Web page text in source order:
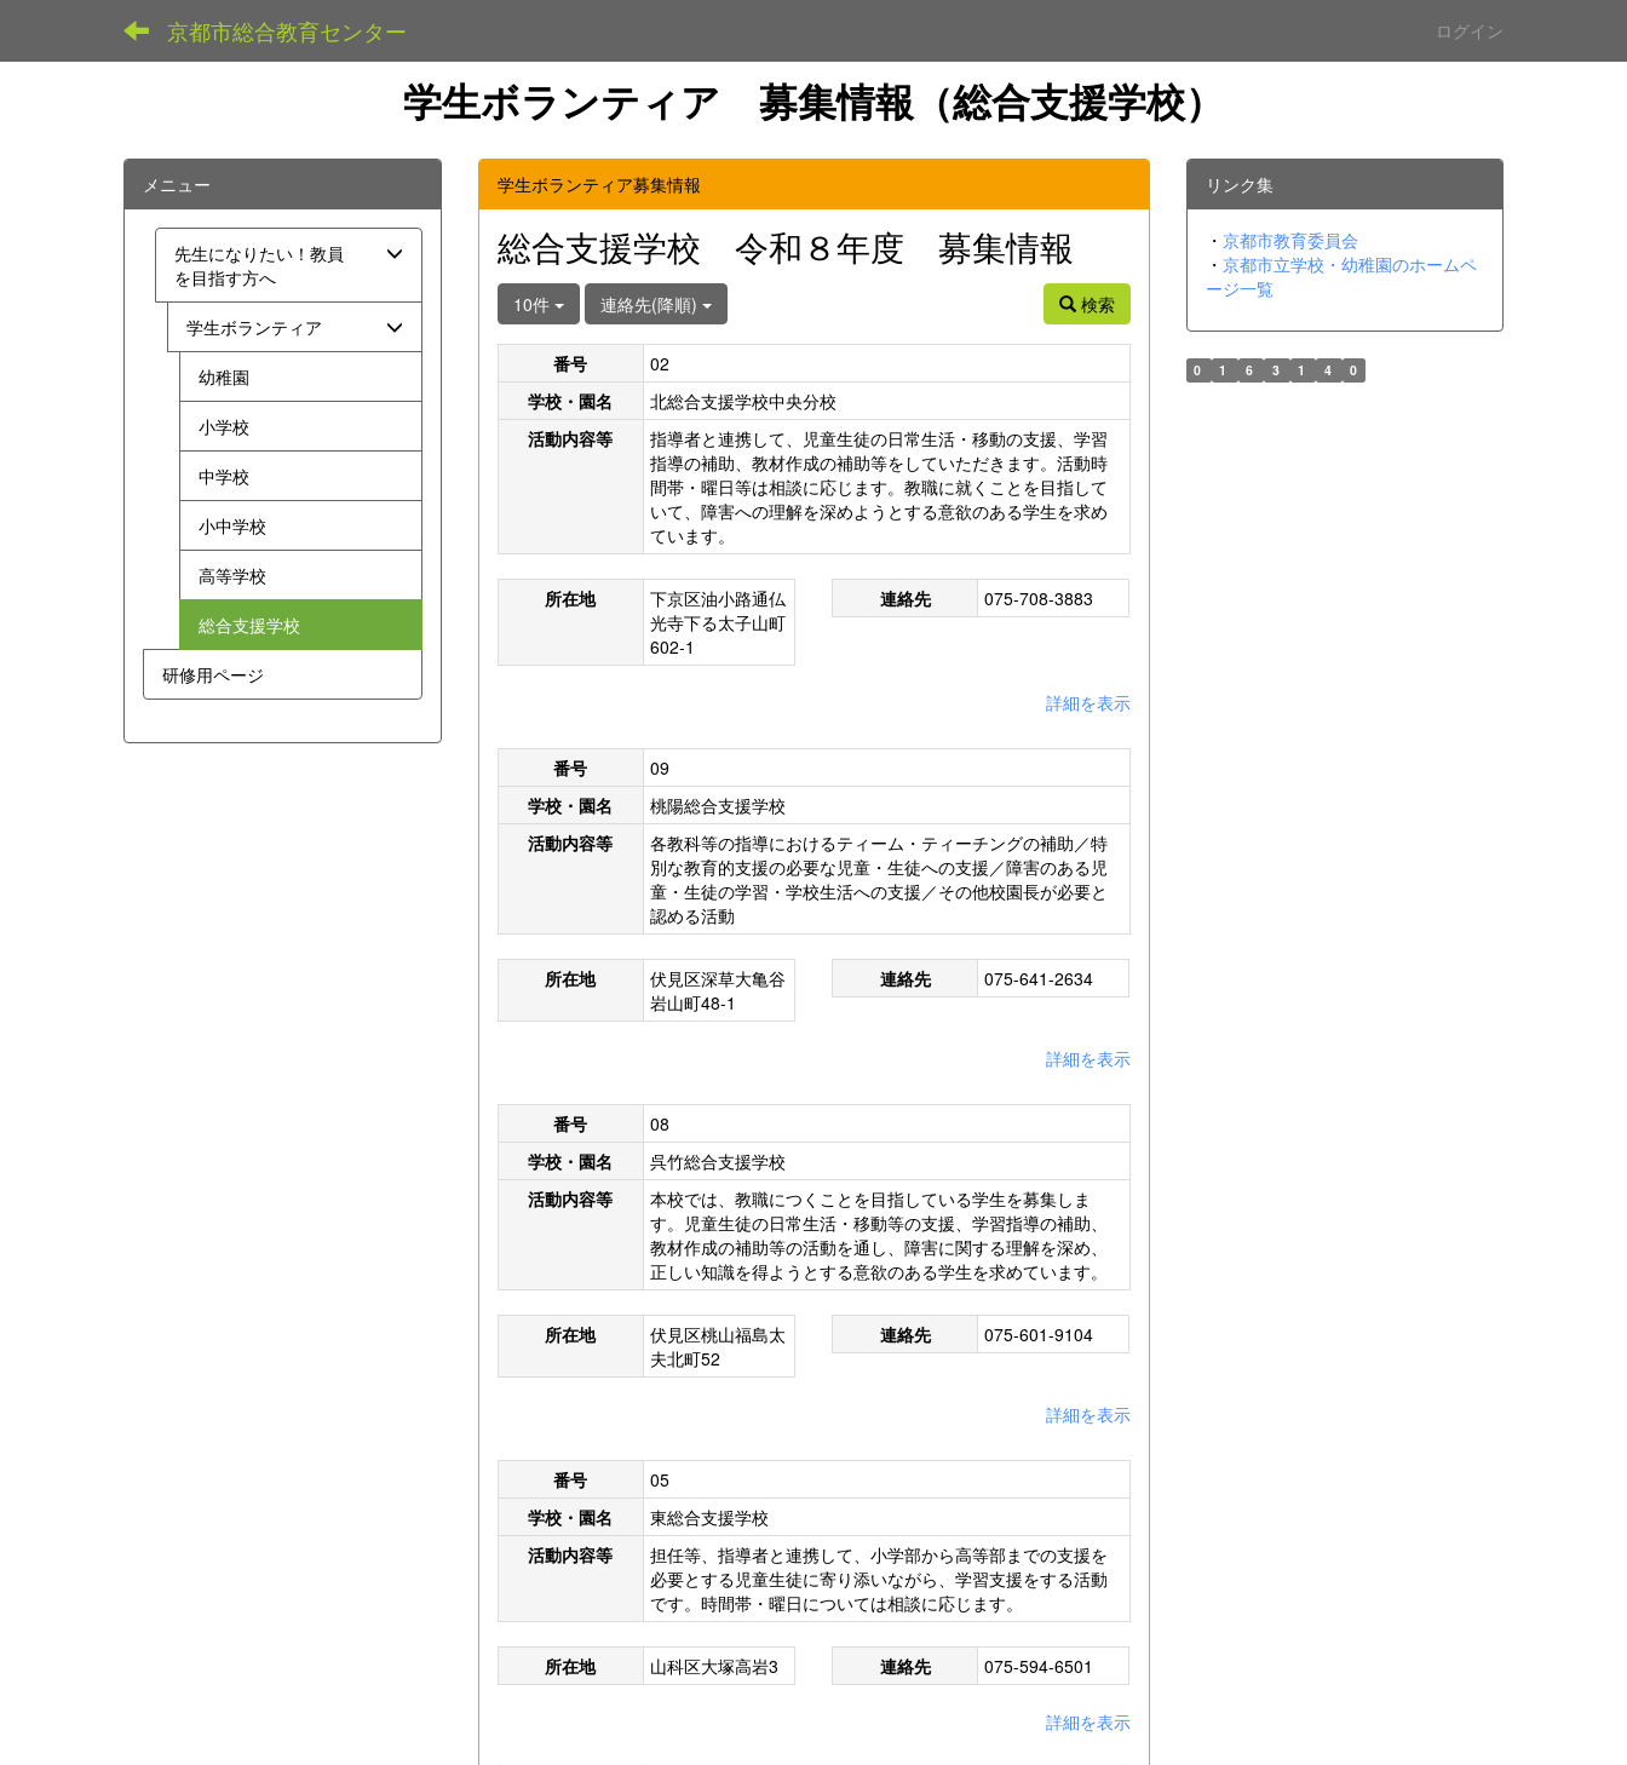
京都市総合教育センター ログイン
学生ボランティア 募集情報（総合支援学校）
学生ボランティア募集情報
総合支援学校 令和８年度 募集情報
10件 連絡先(降順) 検索
番号
02
学校・園名
北総合支援学校中央分校
活動内容等
指導者と連携して、児童生徒の日常生活・移動の支援、学習
指導の補助、教材作成の補助等をしていただきます。活動時
間帯・曜日等は相談に応じます。教職に就くことを目指して
いて、障害への理解を深めようとする意欲のある学生を求め
ています。
所在地
下京区油小路通仏
光寺下る太子山町
602-1
連絡先 075-708-3883
詳細を表示
番号
09
学校・園名
桃陽総合支援学校
活動内容等
各教科等の指導におけるティーム・ティーチングの補助／特
別な教育的支援の必要な児童・生徒への支援／障害のある児
童・生徒の学習・学校生活への支援／その他校園長が必要と
認める活動
所在地
伏見区深草大亀谷
岩山町48-1
連絡先 075-641-2634
詳細を表示
番号
08
学校・園名
呉竹総合支援学校
活動内容等
本校では、教職につくことを目指している学生を募集しま
す。児童生徒の日常生活・移動等の支援、学習指導の補助、
教材作成の補助等の活動を通し、障害に関する理解を深め、
正しい知識を得ようとする意欲のある学生を求めています。
所在地
伏見区桃山福島太
夫北町52
連絡先 075-601-9104
詳細を表示
番号
05
学校・園名
東総合支援学校
活動内容等
担任等、指導者と連携して、小学部から高等部までの支援を
必要とする児童生徒に寄り添いながら、学習支援をする活動
です。時間帯・曜日については相談に応じます。
所在地 山科区大塚高岩3 連絡先 075-594-6501
詳細を表示
メニュー
先生になりたい！教員
を目指す方へ
学生ボランティア
幼稚園
小学校
中学校
小中学校
高等学校
総合支援学校
研修用ページ
リンク集
・ 京都市教育委員会
・ 京都市立学校・幼稚園のホームペ
ージ一覧
0 1 6 3 1 4 0